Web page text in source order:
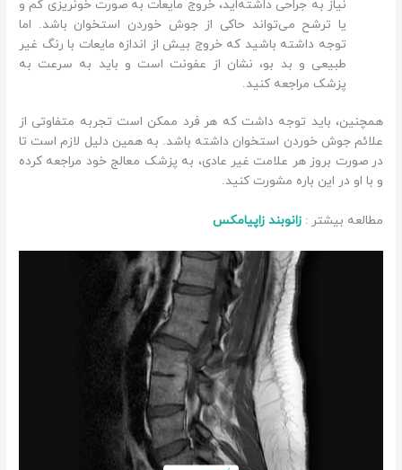
نیاز به جراحی داشته‌اید، خروج مایعات به صورت خونریزی کم و
یا ترشح می‌تواند حاکی از جوش خوردن استخوان باشد. اما
توجه داشته باشید که خروج بیش از اندازه مایعات با رنگ غیر
طبیعی و بد بو، نشان از عفونت است و باید به سرعت به
پزشک مراجعه کنید.
همچنین، باید توجه داشت که هر فرد ممکن است تجربه متفاوتی از
علائم جوش خوردن استخوان داشته باشد. به همین دلیل لازم است تا
در صورت بروز هر علامت غیر عادی، به پزشک معالج خود مراجعه کرده
و با او در این باره مشورت کنید.
مطالعه بیشتر : زانوبند زاپیامکس